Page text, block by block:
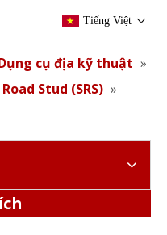
Tiếng Việt
cụ địa kỹ thuật »
Stud (SRS) »